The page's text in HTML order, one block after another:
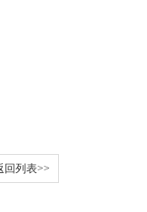
回列表>>